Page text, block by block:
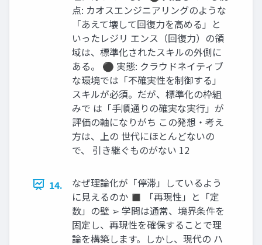
点: カオスエンジニアリングのような
「あえて壊して回復力を高める」と
いったレジリ エンス（回復力）の領
域は、標準化されたスキルの外側に
ある。 ⚫ 実態: クラウドネイティブ
な環境では「不確実性を制御する」
スキルが必須。だが、標準化の枠組
みで は「手順通りの確実な実行」が
評価の軸になりがち この発想・考え
方は、上の 世代にほとんどないの
で、 引き継ぐものがない 12
14.
なぜ理論化が「停滞」しているよう
に見えるのか ◼ 「再現性」と「定
数」の壁 ➢ 学問は通常、境界条件を
固定し、再現性を確保することで理
論を構築します。しかし、現代の ハ